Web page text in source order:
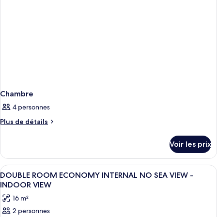
Chambre
4 personnes
Plus de détails
Plus
le
type
de
chambre
Voir les prix
Afficher
toutes
les
photos
pour
Minibar, coffres-forts dans les
3
DOUBLE ROOM ECONOMY INTERNAL NO SEA VIEW -
INDOOR VIEW
16 m²
2 personnes